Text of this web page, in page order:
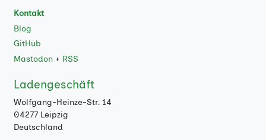
Kontakt
Blog
GitHub
Mastodon+ RSS
Ladengeschäft
Wolfgang-Heinze-Str. 14
04277 Leipzig
Deutschland